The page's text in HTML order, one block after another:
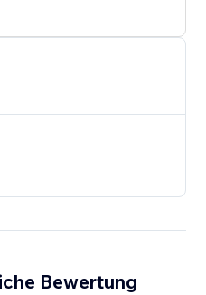
Bewertung